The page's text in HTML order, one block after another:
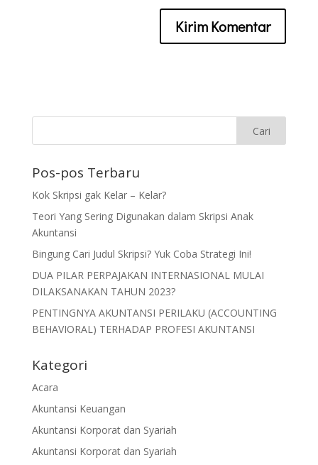
Pos-pos Terbaru
Kok Skripsi gak Kelar – Kelar?
Teori Yang Sering Digunakan dalam Skripsi Anak
Akuntansi
Bingung Cari Judul Skripsi? Yuk Coba Strategi Ini!
DUA PILAR PERPAJAKAN INTERNASIONAL MULAI
DILAKSANAKAN TAHUN 2023?
PENTINGNYA AKUNTANSI PERILAKU (ACCOUNTING
BEHAVIORAL) TERHADAP PROFESI AKUNTANSI
Kategori
Acara
Akuntansi Keuangan
Akuntansi Korporat dan Syariah
Akuntansi Korporat dan Syariah